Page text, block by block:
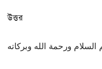
উত্তর
السلام ورحمة الله وبركاته